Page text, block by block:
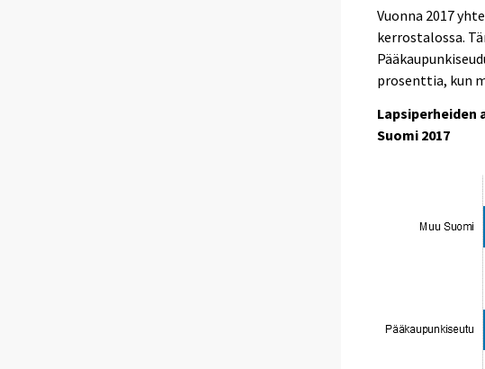
Vuonna 2017
kerrostalossa.
prosenttia, kun
Lapsiperheiden
Suomi 2017